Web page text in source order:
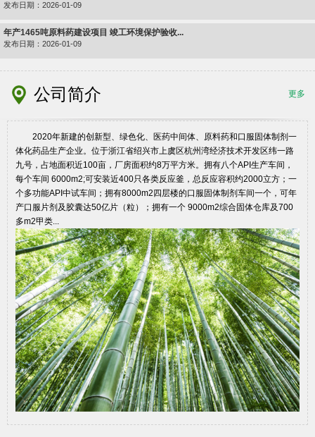
发布日期：2026-01-09
年产1465吨原料药建设项目 竣工环境保护验收...
发布日期：2026-01-09
公司简介 更多
2020年新建的创新型、绿色化、医药中间体、原料药和口服固体制剂一
体化药品生产企业。位于浙江省绍兴市上虞区杭州湾经济技术开发区纬一路
九号，占地面积近100亩，厂房面积约8万平方米。拥有八个API生产车间，
每个车间 6000m2;可安装近400只各类反应釜，总反应容积约2000立方；一
个多功能API中试车间；拥有8000m2四层楼的口服固体制剂车间一个，可年
产口服片剂及胶囊达50亿片（粒）；拥有一个 9000m2综合固体仓库及700
多m2甲类...